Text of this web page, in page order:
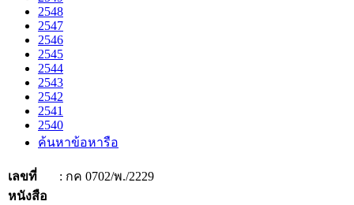
2548
2547
2546
2545
2544
2543
2542
2541
2540
ค้นหาข้อหารือ
เลขที่
หนังสือ
: กค 0702/พ./2229